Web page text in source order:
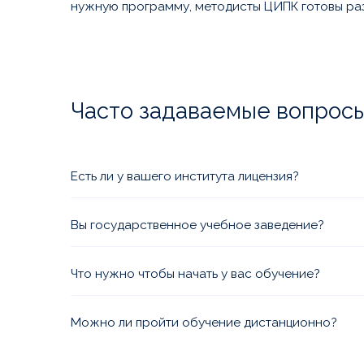
нужную программу, методисты ЦИПК готовы
Часто задаваемые
Есть ли у вашего института лицензия?
документами в разделеЛицензии и
Вы государственное учебное заведение?
аккредитациями. Ежегодно мы проходим
Что нужно чтобы начать у вас обучение?
проконсультирует Вас по необходимым для
Можно ли пройти обучение дистанционно?